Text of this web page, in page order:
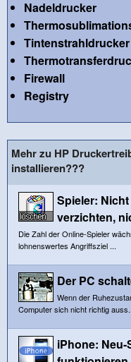
Nadeldrucker
Tintenstrahldrucker
Firewall
Registry
Mehr zu HP
installieren???
Spieler:
verzichten,
Die Zahl der Online-Spieler
lohnenswertes Angriffsziel ...
Der PC
Wenn der
Computer sich nicht richtig
iPhone: